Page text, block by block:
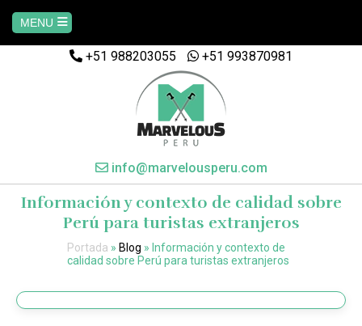
MENU
Home
MACHUPICCHU
PAQUETES
+51 988203055 +51 993870981
info@marvelousperu.com
Información y contexto de calidad sobre
Perú para turistas extranjeros
Portada » Blog » Información y contexto de
calidad sobre Perú para turistas extranjeros